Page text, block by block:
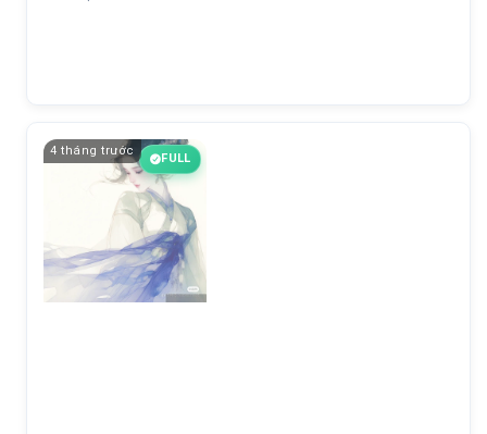
4 tháng trước
FULL